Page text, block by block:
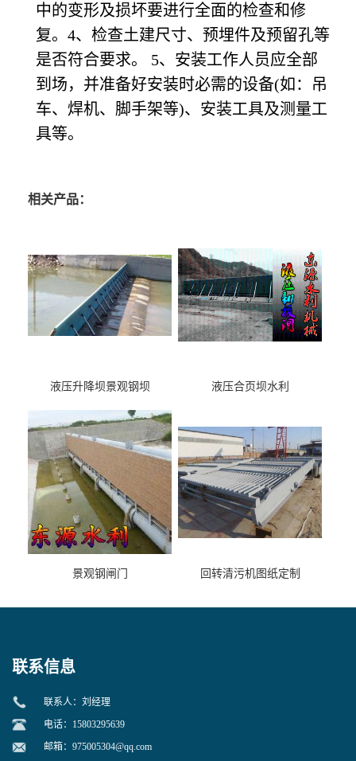
中的变形及损坏要进行全面的检查和修
复。4、检查土建尺寸、预埋件及预留孔等
是否符合要求。 5、安装工作人员应全部
到场，并准备好安装时必需的设备(如：吊
车、焊机、脚手架等)、安装工具及测量工
具等。
相关产品：
液压升降坝景观钢坝 液压合页坝水利
景观钢闸门 回转清污机图纸定制
联系信息
联系人：刘经理
电话：15803295639
邮箱： 975005304@qq.com